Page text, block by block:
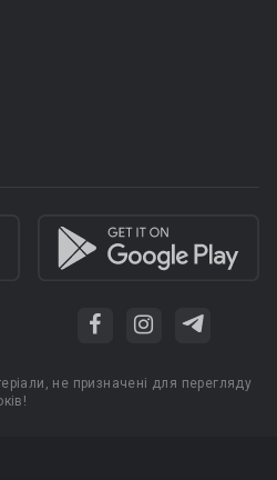
не призначені для перегляду